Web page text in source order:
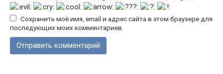
Сохранить моё имя, email и адрес сайта в этом браузере для
последующих моих комментариев.